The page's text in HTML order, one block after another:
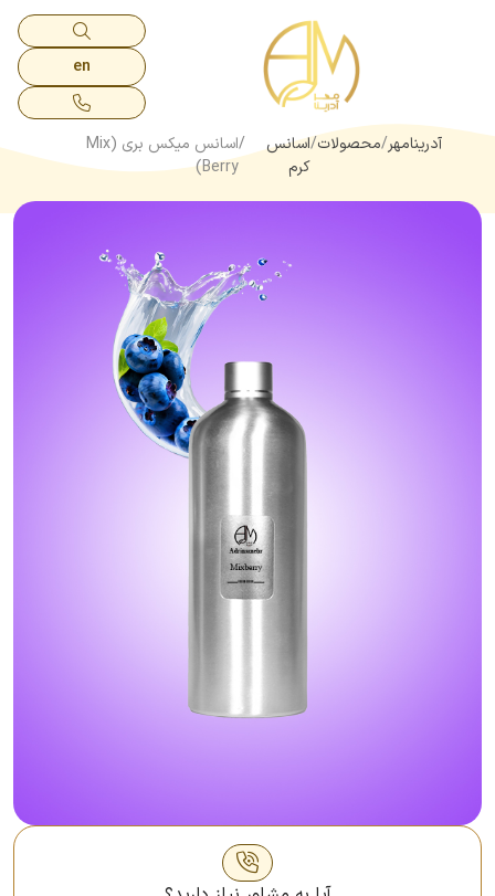
en
آدرینامهر محصولات اسانس
کرم
اسانس میکس بری (Mix
Berry)